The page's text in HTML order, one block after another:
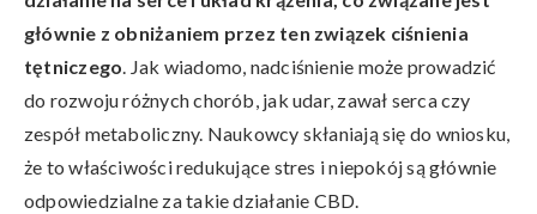
głównie z obniżaniem przez ten związek ciśnienia
tętniczego. Jak wiadomo, nadciśnienie może prowadzić
do rozwoju różnych chorób, jak udar, zawał serca czy
zespół metaboliczny. Naukowcy skłaniają się do wniosku,
że to właściwości redukujące stres i niepokój są głównie
odpowiedzialne za takie działanie CBD.